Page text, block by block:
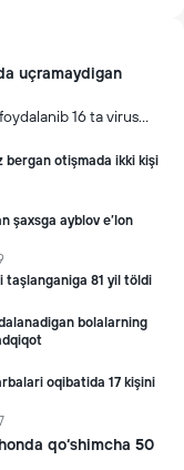
uçramaydigan
16 ta virus
bilan birga,
xavotirlarni ham
bergan otişmada ikki kişi
şaxsga ayblov e’lon
taşlanganiga 81 yil töldi
bolalarning
oqibatida 17 kişini
qo‘shimcha 50